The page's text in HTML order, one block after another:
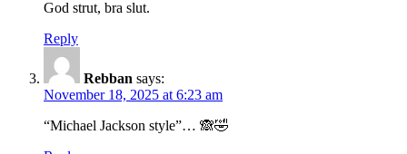
God strut, bra slut.
Reply
Rebban says:
November 18, 2025 at 6:23 am
“Michael Jackson style”… 🙈🤣